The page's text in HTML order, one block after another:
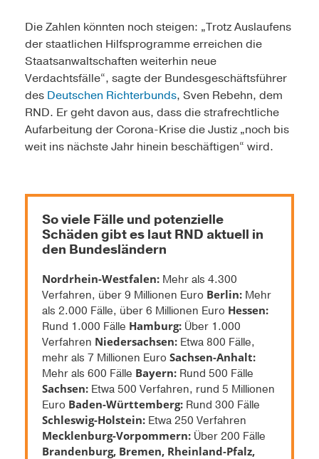
Die Zahlen könnten noch steigen: „Trotz Auslaufens
der staatlichen Hilfsprogramme erreichen die
Staatsanwaltschaften weiterhin neue
Verdachtsfälle“, sagte der Bundesgeschäftsführer
des Deutschen Richterbunds, Sven Rebehn, dem
RND. Er geht davon aus, dass die strafrechtliche
Aufarbeitung der Corona-Krise die Justiz „noch bis
weit ins nächste Jahr hinein beschäftigen“ wird.
So viele Fälle und potenzielle
Schäden gibt es laut RND aktuell in
den Bundesländern
Nordrhein-Westfalen: Mehr als 4.300
Verfahren, über 9 Millionen Euro Berlin: Mehr
als 2.000 Fälle, über 6 Millionen Euro Hessen:
Rund 1.000 Fälle Hamburg: Über 1.000
Verfahren Niedersachsen: Etwa 800 Fälle,
mehr als 7 Millionen Euro Sachsen-Anhalt:
Mehr als 600 Fälle Bayern: Rund 500 Fälle
Sachsen: Etwa 500 Verfahren, rund 5 Millionen
Euro Baden-Württemberg: Rund 300 Fälle
Schleswig-Holstein: Etwa 250 Verfahren
Mecklenburg-Vorpommern: Über 200 Fälle
Brandenburg, Bremen, Rheinland-Pfalz,